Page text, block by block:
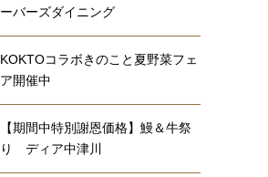
ーバーズダイニング
KOKTOコラボきのこと夏野菜フェ
ア開催中
【期間中特別謝恩価格】鰻＆牛祭
り ディア中津川